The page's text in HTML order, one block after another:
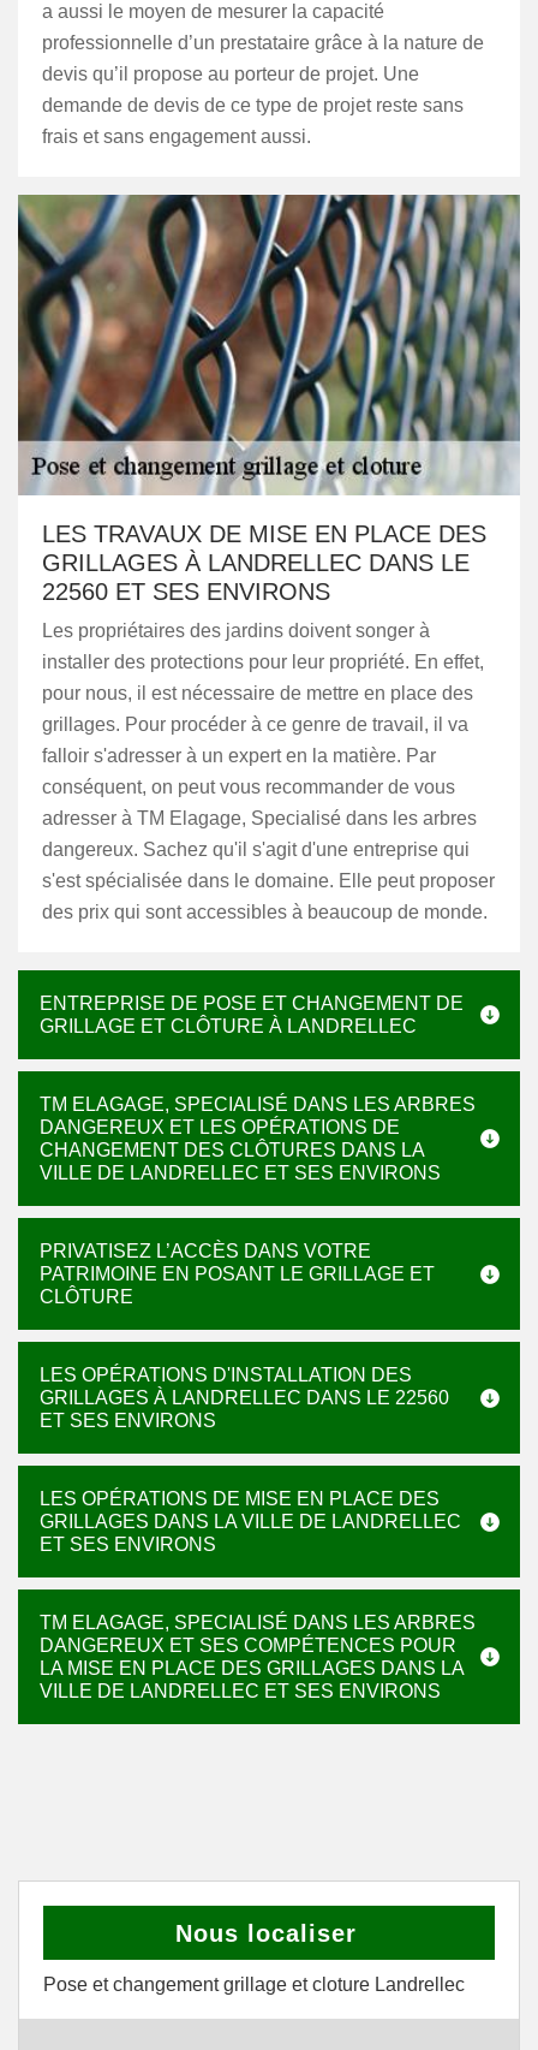
a aussi le moyen de mesurer la capacité
professionnelle d’un prestataire grâce à la nature de
devis qu’il propose au porteur de projet. Une
demande de devis de ce type de projet reste sans
frais et sans engagement aussi.
LES TRAVAUX DE MISE EN PLACE DES
GRILLAGES À LANDRELLEC DANS LE
22560 ET SES ENVIRONS
Les propriétaires des jardins doivent songer à
installer des protections pour leur propriété. En effet,
pour nous, il est nécessaire de mettre en place des
grillages. Pour procéder à ce genre de travail, il va
falloir s'adresser à un expert en la matière. Par
conséquent, on peut vous recommander de vous
adresser à TM Elagage, Specialisé dans les arbres
dangereux. Sachez qu'il s'agit d'une entreprise qui
s'est spécialisée dans le domaine. Elle peut proposer
des prix qui sont accessibles à beaucoup de monde.
ENTREPRISE DE POSE ET CHANGEMENT DE
GRILLAGE ET CLÔTURE À LANDRELLEC
TM ELAGAGE, SPECIALISÉ DANS LES ARBRES
DANGEREUX ET LES OPÉRATIONS DE
CHANGEMENT DES CLÔTURES DANS LA
VILLE DE LANDRELLEC ET SES ENVIRONS
PRIVATISEZ L’ACCÈS DANS VOTRE
PATRIMOINE EN POSANT LE GRILLAGE ET
CLÔTURE
LES OPÉRATIONS D'INSTALLATION DES
GRILLAGES À LANDRELLEC DANS LE 22560
ET SES ENVIRONS
LES OPÉRATIONS DE MISE EN PLACE DES
GRILLAGES DANS LA VILLE DE LANDRELLEC
ET SES ENVIRONS
TM ELAGAGE, SPECIALISÉ DANS LES ARBRES
DANGEREUX ET SES COMPÉTENCES POUR
LA MISE EN PLACE DES GRILLAGES DANS LA
VILLE DE LANDRELLEC ET SES ENVIRONS
Nous localiser
Pose et changement grillage et cloture Landrellec